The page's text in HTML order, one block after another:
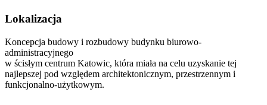
Lokalizacja
Koncepcja budowy i rozbudowy budynku biurowo-
administracyjnego
w ścisłym centrum Katowic, która miała na celu uzyskanie tej
najlepszej pod względem architektonicznym, przestrzennym i
funkcjonalno-użytkowym.